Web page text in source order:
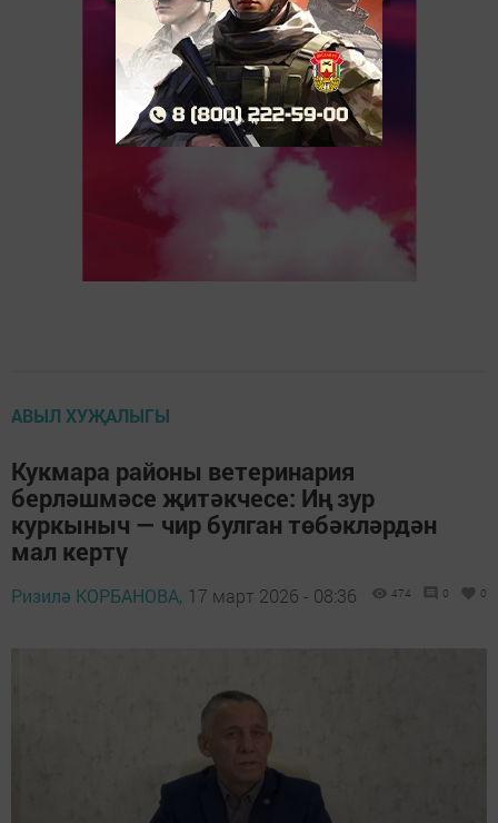
АВЫЛ ХУҖАЛЫГЫ
Кукмара районы ветеринария
берләшмәсе җитәкчесе: Иң зур
куркыныч — чир булган төбәкләрдән
мал кертү
Ризилә КОРБАНОВА, 17 март 2026 - 08:36 474 0 0